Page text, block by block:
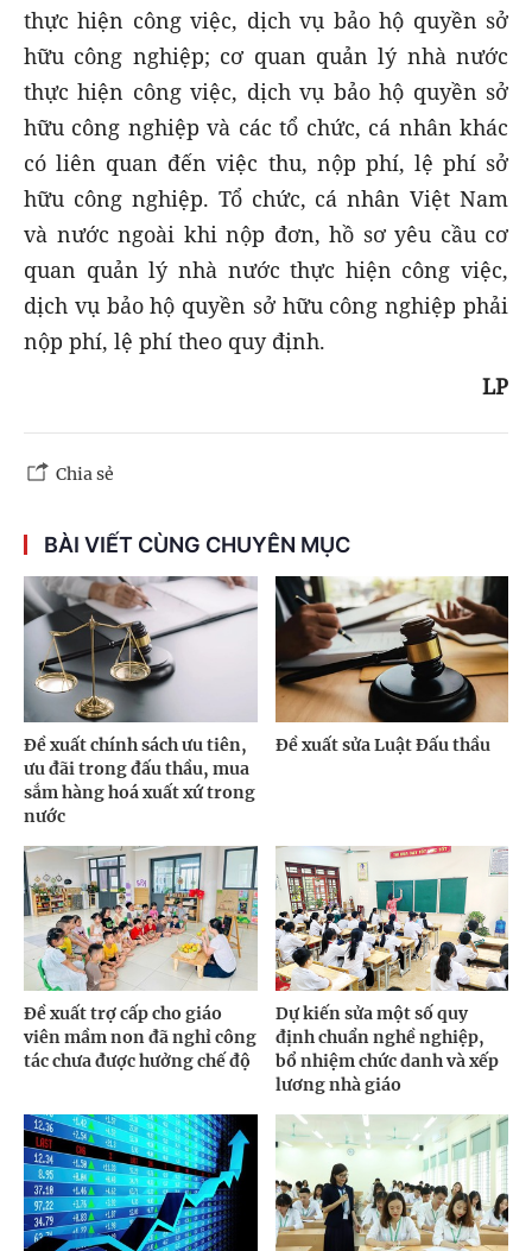
thực hiện công việc, dịch vụ bảo hộ quyền sở
hữu công nghiệp; cơ quan quản lý nhà nước
thực hiện công việc, dịch vụ bảo hộ quyền sở
hữu công nghiệp và các tổ chức, cá nhân khác
có liên quan đến việc thu, nộp phí, lệ phí sở
hữu công nghiệp. Tổ chức, cá nhân Việt Nam
và nước ngoài khi nộp đơn, hồ sơ yêu cầu cơ
quan quản lý nhà nước thực hiện công việc,
dịch vụ bảo hộ quyền sở hữu công nghiệp phải
nộp phí, lệ phí theo quy định.
LP
Chia sẻ
BÀI VIẾT CÙNG CHUYÊN MỤC
Đề xuất chính sách ưu tiên,
ưu đãi trong đấu thầu, mua
sắm hàng hoá xuất xứ trong
nước
Đề xuất sửa Luật Đấu thầu
Đề xuất trợ cấp cho giáo
viên mầm non đã nghỉ công
tác chưa được hưởng chế độ
Dự kiến sửa một số quy
định chuẩn nghề nghiệp,
bổ nhiệm chức danh và xếp
lương nhà giáo